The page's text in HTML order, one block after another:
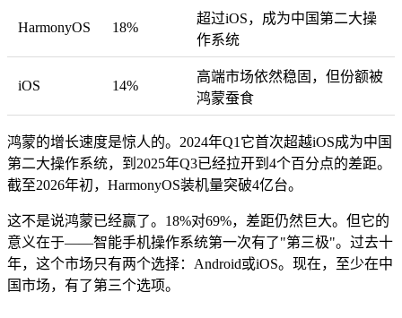
HarmonyOS 18%
超过iOS，成为中国第二大操
作系统
iOS 14%
高端市场依然稳固，但份额被
鸿蒙蚕食
鸿蒙的增长速度是惊人的。2024年Q1它首次超越iOS成为中国
第二大操作系统，到2025年Q3已经拉开到4个百分点的差距。
截至2026年初，HarmonyOS装机量突破4亿台。
这不是说鸿蒙已经赢了。18%对69%，差距仍然巨大。但它的
意义在于——智能手机操作系统第一次有了"第三极"。过去十
年，这个市场只有两个选择：Android或iOS。现在，至少在中
国市场，有了第三个选项。